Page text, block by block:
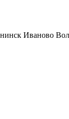
Иваново